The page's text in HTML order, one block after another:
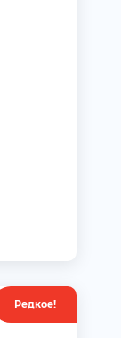
Редкое!